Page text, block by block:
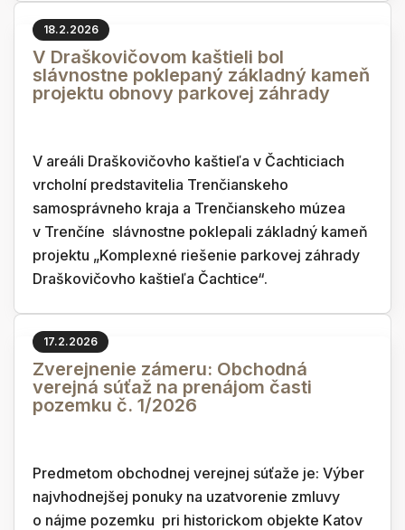
18.2.2026
V Draškovičovom kaštieli bol
slávnostne poklepaný základný kameň
projektu obnovy parkovej záhrady
V areáli Draškovičovho kaštieľa v Čachticiach
vrcholní predstavitelia Trenčianskeho
samosprávneho kraja a Trenčianskeho múzea
v Trenčíne slávnostne poklepali základný kameň
projektu „Komplexné riešenie parkovej záhrady
Draškovičovho kaštieľa Čachtice“.
17.2.2026
Zverejnenie zámeru: Obchodná
verejná súťaž na prenájom časti
pozemku č. 1/2026
Predmetom obchodnej verejnej súťaže je: Výber
najvhodnejšej ponuky na uzatvorenie zmluvy
o nájme pozemku pri historickom objekte Katov